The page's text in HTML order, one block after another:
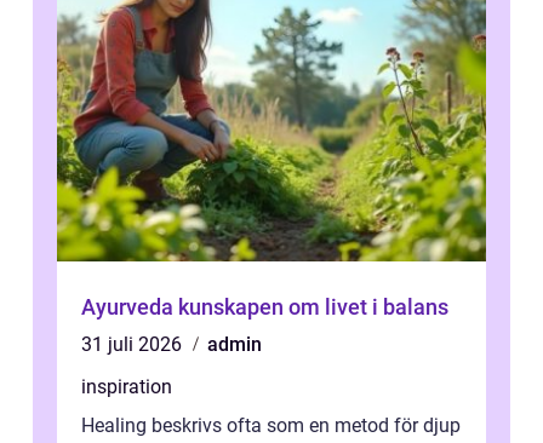
Ayurveda kunskapen om livet i balans
31 juli 2026
admin
inspiration
Healing beskrivs ofta som en metod för djup